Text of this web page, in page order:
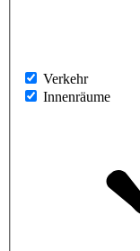
Verkehr
Innenräume